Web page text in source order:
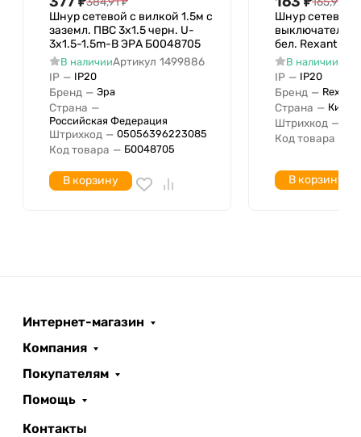
системно-ориентированных
Маслостойкий
Класс реакции на огонь
согласно EN 13501-6
Класс производства дыма в
соответствии с EN 13501-6
Класс искр/брызг согласно
EN 13501-6
Кислотность по классу Евро
согласно EN 13501-6
Шнур сетевой с вилкой 1.5м с
заземл. ПВС 3х1.5 черн. U-
3x1.5-1.5m-B ЭРА Б0048705
В наличииАртикул 1499886
IP — IP20
Бренд — Эра
Страна —
Российская Федерация
Штрихкод — 05056396223085
Код товара — Б0048705
В корзину
Шнур сетевой
бел. Rexant 11-
В наличии
IP — IP20
Бренд — Rexant
Страна — Китай
Штрихкод —
Код товара
В корзину
Интернет-магазин
Компания
Покупателям
Помощь
Контакты